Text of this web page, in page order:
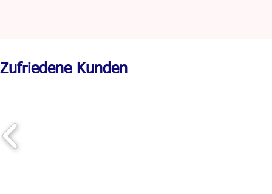
Zufriedene Kunden